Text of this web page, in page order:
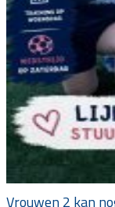
Vrouwen 2 kan